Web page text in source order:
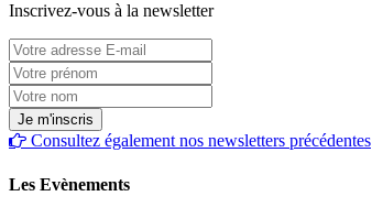
Inscrivez-vous à la newsletter
Consultez également nos newsletters précédentes
Les Evènements